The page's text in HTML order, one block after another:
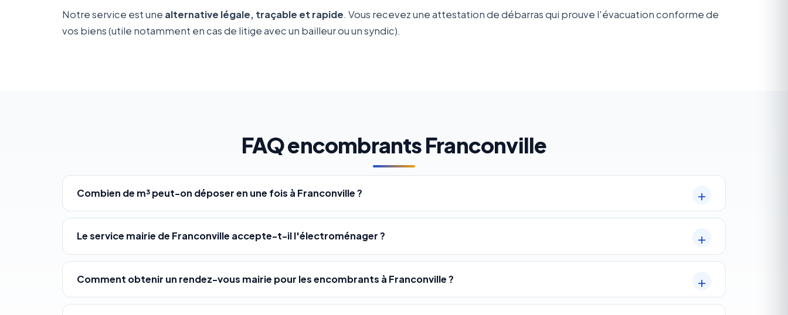
Notre service est une alternative légale, traçable et rapide. Vous recevez une attestation de débarras qui prouve l'évacuation conforme de
vos biens (utile notamment en cas de litige avec un bailleur ou un syndic).
FAQ encombrants Franconville
Combien de m³ peut-on déposer en une fois à Franconville ?
Le service mairie de Franconville accepte-t-il l'électroménager ?
Comment obtenir un rendez-vous mairie pour les encombrants à Franconville ?